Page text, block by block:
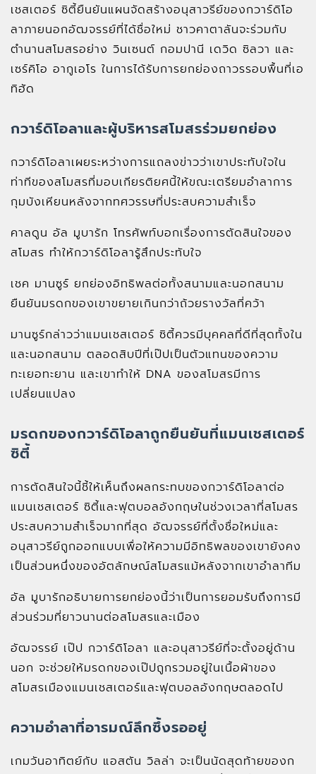
เชสเตอร์ ซิตี้ยืนยันแผนจัดสร้างอนุสาวรีย์ของกวาร์ดิโอ
ลาภายนอกอัฒจรรย์ที่ได้ชื่อใหม่ ชาวคาตาลันจะร่วมกับ
ตำนานสโมสรอย่าง วินเซนต์ กอมปานี เดวิด ซิลวา และ
เซร์คิโอ อากูเอโร ในการได้รับการยกย่องถาวรรอบพื้นที่เอ
ทิฮัด
กวาร์ดิโอลาและผู้บริหารสโมสรร่วมยกย่อง
กวาร์ดิโอลาเผยระหว่างการแถลงข่าวว่าเขาประทับใจใน
ท่าทีของสโมสรที่มอบเกียรติยศนี้ให้ขณะเตรียมอำลาการ
กุมบังเหียนหลังจากทศวรรษที่ประสบความสำเร็จ
คาลดูน อัล มูบารัก โทรศัพท์บอกเรื่องการตัดสินใจของ
สโมสร ทำให้กวาร์ดิโอลารู้สึกประทับใจ
เชค มานซูร์ ยกย่องอิทธิพลต่อทั้งสนามและนอกสนาม
ยืนยันมรดกของเขาขยายเกินกว่าถ้วยรางวัลที่คว้า
มานซูร์กล่าวว่าแมนเชสเตอร์ ซิตี้ควรมีบุคคลที่ดีที่สุดทั้งใน
และนอกสนาม ตลอดสิบปีที่เป๊ปเป็นตัวแทนของความ
ทะเยอทะยาน และเขาทำให้ DNA ของสโมสรมีการ
เปลี่ยนแปลง
มรดกของกวาร์ดิโอลาถูกยืนยันที่แมนเชสเตอร์
ซิตี้
การตัดสินใจนี้ชี้ให้เห็นถึงผลกระทบของกวาร์ดิโอลาต่อ
แมนเชสเตอร์ ซิตี้และฟุตบอลอังกฤษในช่วงเวลาที่สโมสร
ประสบความสำเร็จมากที่สุด อัฒจรรย์ที่ตั้งชื่อใหม่และ
อนุสาวรีย์ถูกออกแบบเพื่อให้ความมีอิทธิพลของเขายังคง
เป็นส่วนหนึ่งของอัตลักษณ์สโมสรแม้หลังจากเขาอำลาทีม
อัล มูบารักอธิบายการยกย่องนี้ว่าเป็นการยอมรับถึงการมี
ส่วนร่วมที่ยาวนานต่อสโมสรและเมือง
อัฒจรรย์ เป๊ป กวาร์ดิโอลา และอนุสาวรีย์ที่จะตั้งอยู่ด้าน
นอก จะช่วยให้มรดกของเป๊ปถูกรวมอยู่ในเนื้อผ้าของ
สโมสรเมืองแมนเชสเตอร์และฟุตบอลอังกฤษตลอดไป
ความอำลาที่อารมณ์ลึกซึ้งรออยู่
เกมวันอาทิตย์กับ แอสตัน วิลล่า จะเป็นนัดสุดท้ายของก